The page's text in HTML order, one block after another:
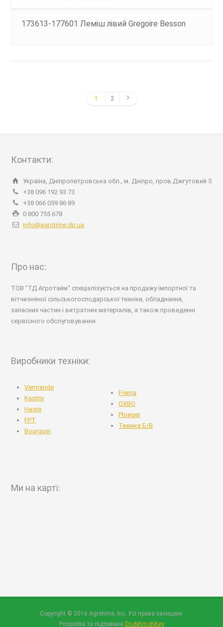
173613-177601 Леміш лівий Gregoire Besson
1 2
Контакти:
Україна, Дніпропетровська обл., м. Дніпро, пров.Джгутовий 5
+38 096 192 93 73
+38 066 059 86 89
0 800 755 678
info@agrotime.dp.ua
Про нас:
ТОВ "ТД Агротайм" спеціалізується на продажу імпортної та
вітчизняної сільськогосподарської техніки, обладнання,
запасних частин і витратних матеріалів, а також проведенні
сервісного обслуговування.
Виробники техніки:
Vermande
Kastrix
Hagie
FPT
Bourgoin
Frema
OXBO
Ploeger
Техніка Б/В
Ми на карті:
Copyright © 2016 Agrotime, Inc. Усі права захищені.
Розробка та підтримка DruNKmoNKey